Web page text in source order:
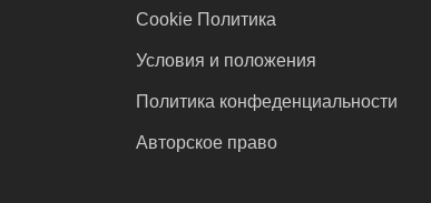
Cookie Политика
Условия и положения
Политика конфеденциальности
Авторское право